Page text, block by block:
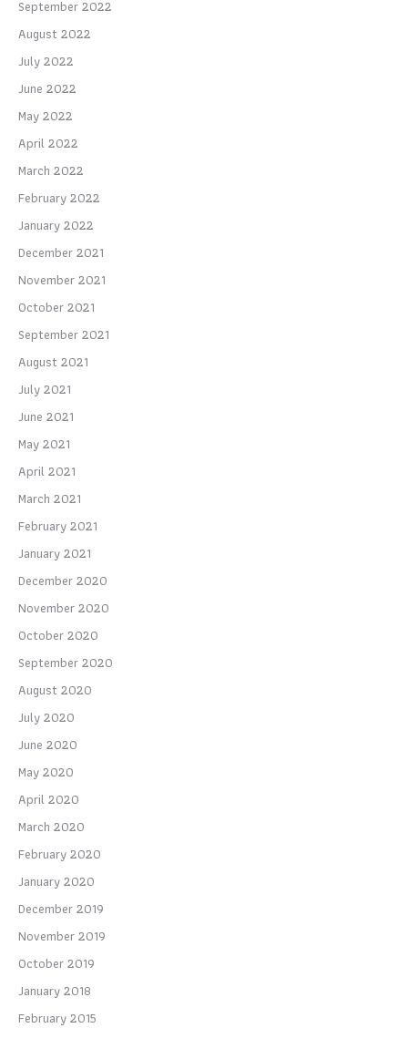
September 2022
August 2022
July 2022
June 2022
May 2022
April 2022
March 2022
February 2022
January 2022
December 2021
November 2021
October 2021
September 2021
August 2021
July 2021
June 2021
May 2021
April 2021
March 2021
February 2021
January 2021
December 2020
November 2020
October 2020
September 2020
August 2020
July 2020
June 2020
May 2020
April 2020
March 2020
February 2020
January 2020
December 2019
November 2019
October 2019
January 2018
February 2015